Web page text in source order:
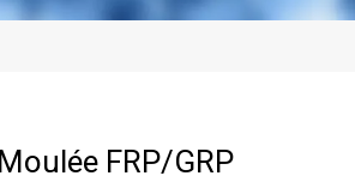
FRP/GRP